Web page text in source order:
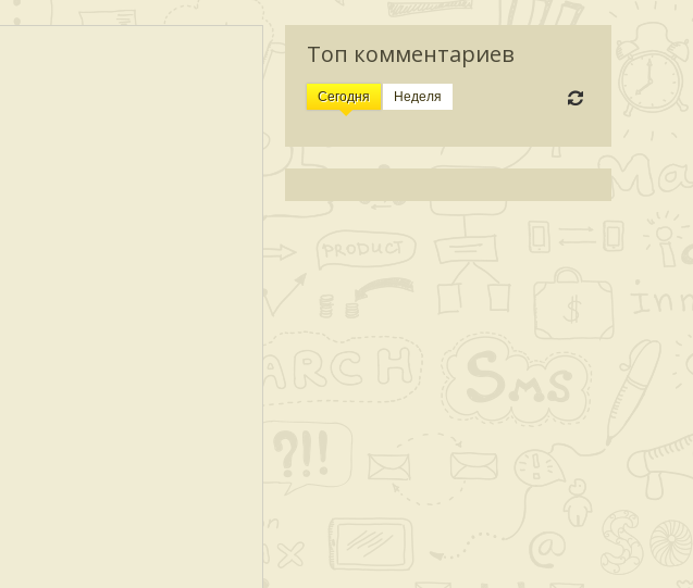
Топ комментариев
Сегодня Неделя